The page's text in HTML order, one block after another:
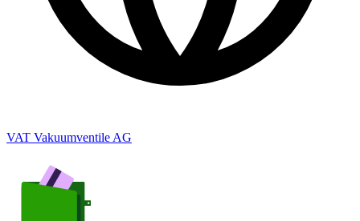
VAT Vakuumventile AG